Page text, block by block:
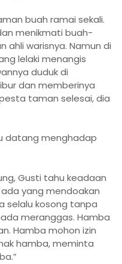
buah ramai sekali.
menikmati buah-
ahli warisnya. Namun di
lelaki menangis
duduk di
dan memberinya
taman selesai, dia
datang menghadap
Gusti tahu keadaan
yang mendoakan
selalu kosong tanpa
meranggas. Hamba
Hamba mohon izin
hamba, meminta